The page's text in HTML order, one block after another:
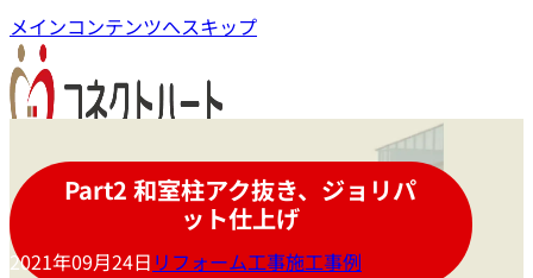
メインコンテンツへスキップ
Part2 和室柱アク抜き、ジョリパ
ット仕上げ
2021年09月24日 リフォーム工事施工事例